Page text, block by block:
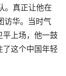
。真正让他在
访华。当时气
平上场，他一鼓
这个中国年轻